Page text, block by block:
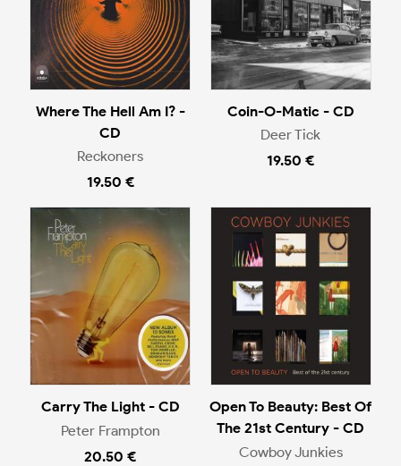
Where The Hell Am I? -
CD
Reckoners
19.50 €
Coin-O-Matic - CD
Deer Tick
19.50 €
Carry The Light - CD
Peter Frampton
20.50 €
Open To Beauty: Best Of
The 21st Century - CD
Cowboy Junkies